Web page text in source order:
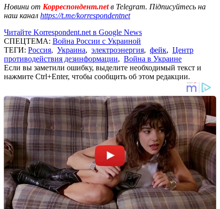
Новини от Корреспондент.netв Telegram. Підписуйтесь на
наш канал https://t.me/korrespondentnet
Читайте Korrespondent.net в Google News
СПЕЦТЕМА: Война России с Украиной
ТЕГИ: Россия, Украина, электроэнергия, фейк, Центр
противодействия дезинформации, Война в Украине
Если вы заметили ошибку, выделите необходимый текст и
нажмите Ctrl+Enter, чтобы сообщить об этом редакции.